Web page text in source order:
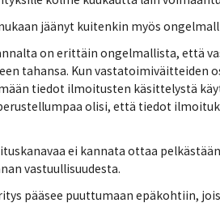
jäänyt kuitenkin myös
on erittäin ongelmallista, että
tahansa. Kun vastatoimiväitteiden
tiedot ilmoitusten käsittelystä
olisi, että tiedot
ei kannata ottaa
vastuullisuudesta.
pääsee puuttumaan epäkohtiin,